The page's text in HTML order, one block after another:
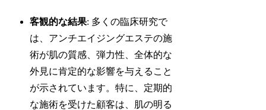
客観的な結果: 多くの臨床研究で
は、アンチエイジングエステの施
術が肌の質感、弾力性、全体的な
外見に肯定的な影響を与えること
が示されています。特に、定期的
な施術を受けた顧客は、肌の明る